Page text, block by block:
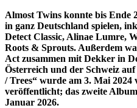
Almost Twins konnte bis Ende
in ganz Deutschland spielen,
Detect Classic, Alinae Lumre,
Roots & Sprouts. Außerdem
Act zusammen mit Dekker in
Österreich und der Schweiz
/ Trees“ wurde am 3. Mai
veröffentlicht; das zweite
Januar 2026.